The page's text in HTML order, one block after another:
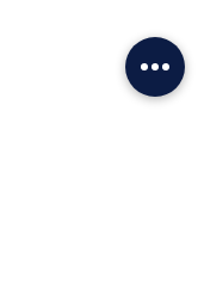
Balve e.V.